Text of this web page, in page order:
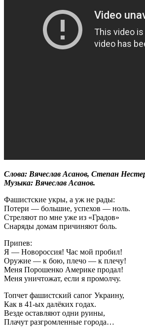
Слова: Вячеслав Асанов, Степан
Музыка: Вячеслав Асанов.
Фашистские укры, а уж не рады:
Потери — большие, успехов — ноль.
Стреляют по мне уже из «Градов»
Снаряды домам причиняют боль.
Припев:
Я — Новороссия! Час мой пробил!
Оружие — к бою, плечо — к плечу!
Меня Порошенко Америке продал!
Меня уничтожат, если я промолчу.
Топчет фашистский сапог Украину,
Как в 41-ых далёких годах.
Везде оставляют одни руины,
Плачут разгромленные города…